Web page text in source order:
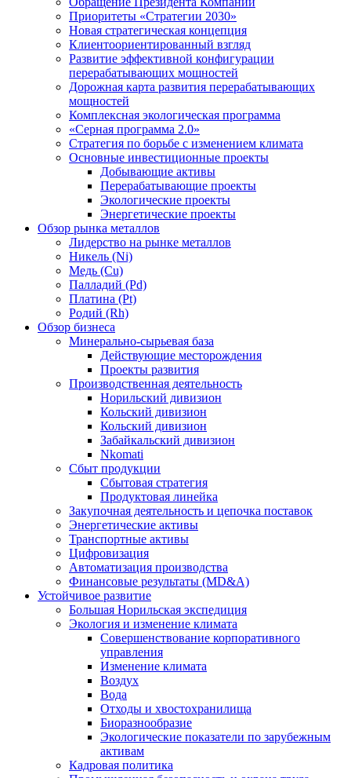
Приоритеты «Стратегии 2030»
Новая стратегическая концепция
Клиентоориентированный взгляд
Развитие эффективной конфигурации
перерабатывающих мощностей
Дорожная карта развития перерабатывающих
мощностей
Комплексная экологическая программа
«Серная программа 2.0»
Стратегия по борьбе с изменением климата
Основные инвестиционные проекты
Добывающие активы
Перерабатывающие проекты
Экологические проекты
Энергетические проекты
Обзор рынка металлов
Лидерство на рынке металлов
Никель (Ni)
Медь (Cu)
Палладий (Pd)
Платина (Pt)
Родий (Rh)
Обзор бизнеса
Минерально-сырьевая база
Действующие месторождения
Проекты развития
Производственная деятельность
Норильский дивизион
Кольский дивизион
Кольский дивизион
Забайкальский дивизион
Nkomati
Сбыт продукции
Сбытовая стратегия
Продуктовая линейка
Закупочная деятельность и цепочка поставок
Энергетические активы
Транспортные активы
Цифровизация
Автоматизация производства
Финансовые результаты (MD&A)
Устойчивое развитие
Большая Норильская экспедиция
Экология и изменение климата
Совершенствование корпоративного
управления
Изменение климата
Воздух
Вода
Отходы и хвостохранилища
Биоразнообразие
Экологические показатели по зарубежным
активам
Кадровая политика